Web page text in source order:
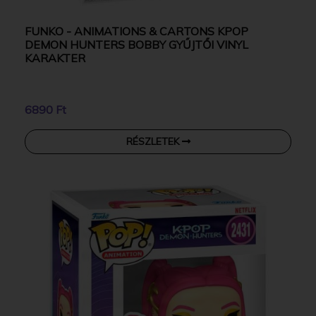
FUNKO - ANIMATIONS & CARTONS KPOP
DEMON HUNTERS BOBBY GYŰJTŐI VINYL
KARAKTER
6890 Ft
RÉSZLETEK